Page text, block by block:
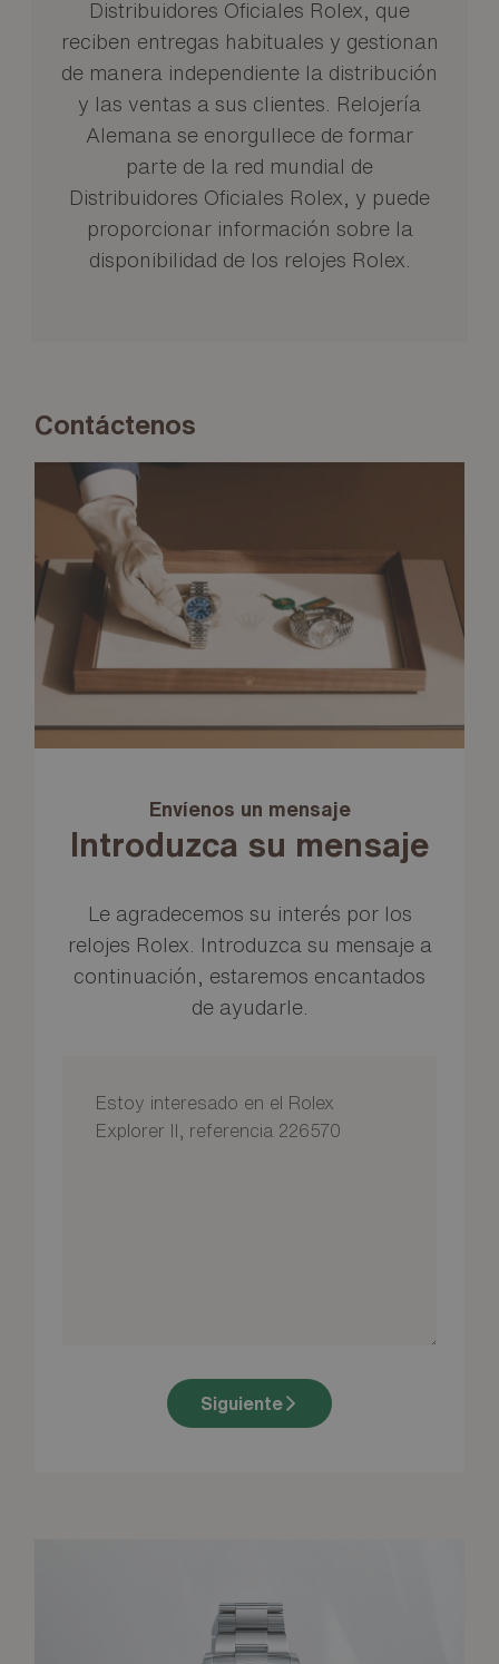
Distribuidores Oficiales Rolex, que
reciben entregas habituales y gestionan
de manera independiente la distribución
y las ventas a sus clientes. Relojería
Alemana se enorgullece de formar
parte de la red mundial de
Distribuidores Oficiales Rolex, y puede
proporcionar información sobre la
disponibilidad de los relojes Rolex.
Contáctenos
Envíenos un mensaje
Introduzca su mensaje
Le agradecemos su interés por los
relojes Rolex. Introduzca su mensaje a
continuación, estaremos encantados
de ayudarle.
Siguiente